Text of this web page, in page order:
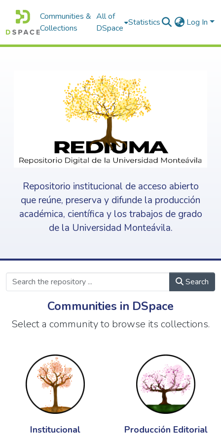
Communities &
Collections
All of
DSpace
Statistics Log In
Repositorio institucional de acceso abierto
que reúne, preserva y difunde la producción
académica, científica y los trabajos de grado
de la Universidad Monteávila.
Search
Communities in DSpace
Select a community to browse its collections.
Institucional Producción Editorial